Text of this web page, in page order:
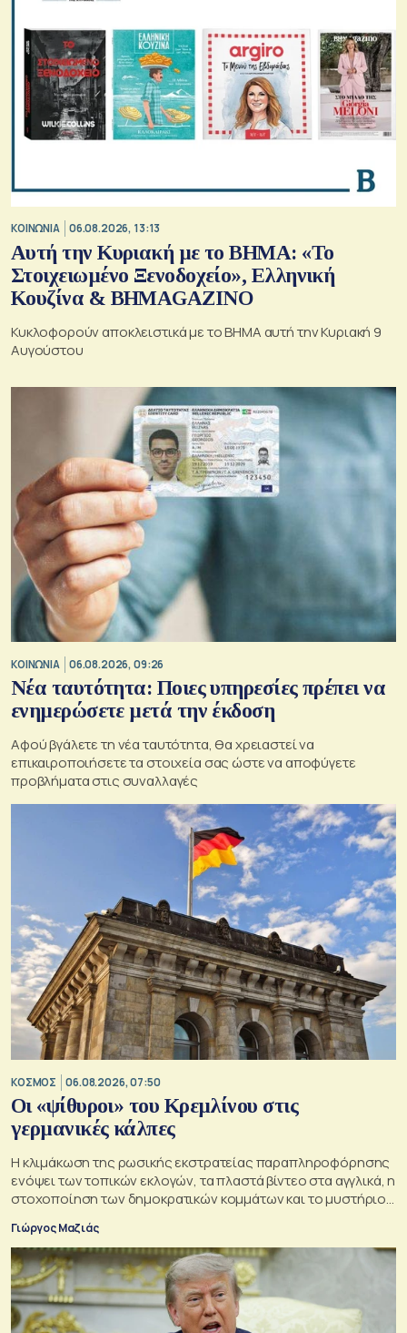
ΚΟΙΝΩΝΙΑ 06.08.2026, 13:13
Αυτή την Κυριακή με το ΒΗΜΑ: «Το
Στοιχειωμένο Ξενοδοχείο», Ελληνική
Κουζίνα & ΒΗΜΑGAZINO
Κυκλοφορούν αποκλειστικά με το ΒΗΜΑ αυτή την Κυριακή 9
Αυγούστου
ΚΟΙΝΩΝΙΑ 06.08.2026, 09:26
Νέα ταυτότητα: Ποιες υπηρεσίες πρέπει να
ενημερώσετε μετά την έκδοση
Αφού βγάλετε τη νέα ταυτότητα, θα χρειαστεί να
επικαιροποιήσετε τα στοιχεία σας ώστε να αποφύγετε
προβλήματα στις συναλλαγές
ΚΟΣΜΟΣ 06.08.2026, 07:50
Οι «ψίθυροι» του Κρεμλίνου στις
γερμανικές κάλπες
Η κλιμάκωση της ρωσικής εκστρατείας παραπληροφόρησης
ενόψει των τοπικών εκλογών, τα πλαστά βίντεο στα αγγλικά, η
στοχοποίηση των δημοκρατικών κομμάτων και το μυστήριο
της παράδοξης στρατηγικής.
Γιώργος Μαζιάς